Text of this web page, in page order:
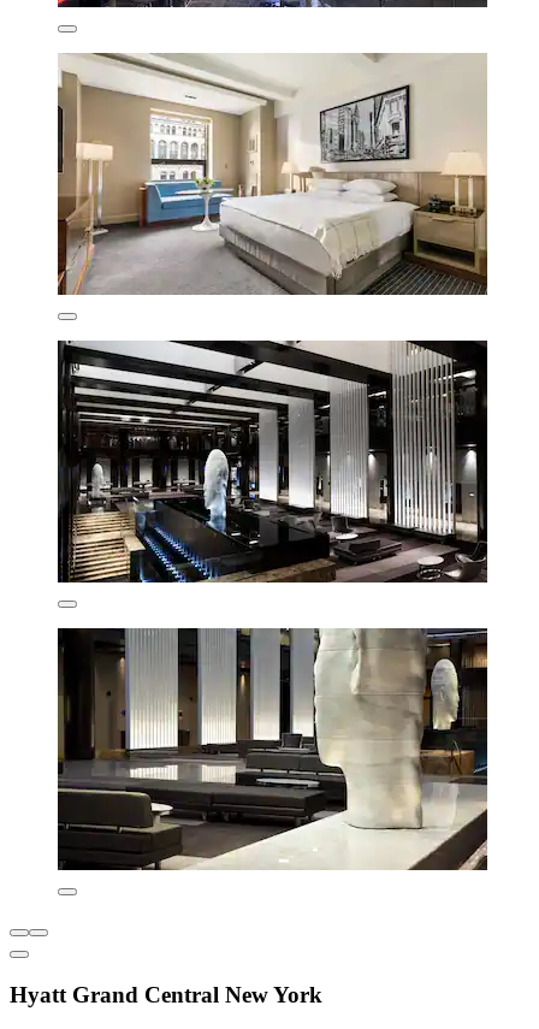
Hyatt Grand Central New York